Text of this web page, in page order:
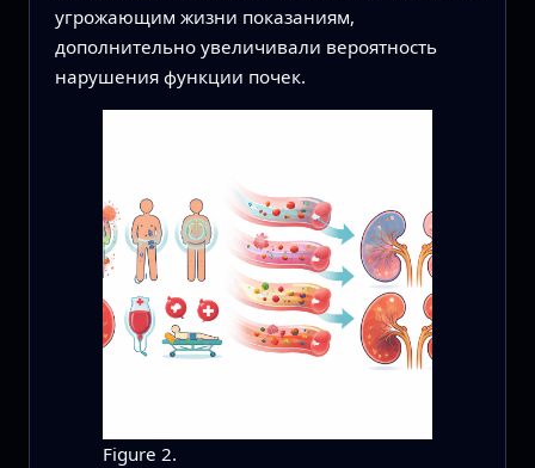
угрожающим жизни показаниям,
дополнительно увеличивали вероятность
нарушения функции почек.
Figure 2.